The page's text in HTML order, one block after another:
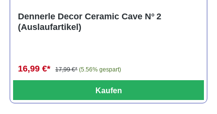
Dennerle Decor Ceramic Cave N° 2
(Auslaufartikel)
16,99 €* 17,99 €* (5.56% gespart)
Kaufen